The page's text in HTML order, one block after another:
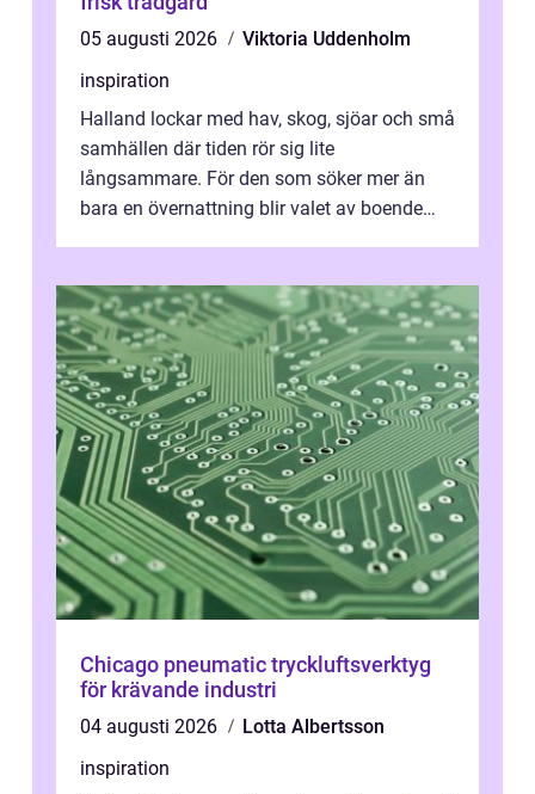
05 augusti 2026
Viktoria Uddenholm
inspiration
Halland lockar med hav, skog, sjöar och små
samhällen där tiden rör sig lite
långsammare. För den som söker mer än
bara en övernattning blir valet av boende
Chicago pneumatic tryckluftsverktyg
för krävande industri
04 augusti 2026
Lotta Albertsson
inspiration